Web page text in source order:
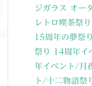
ジガラス オー
レトロ喫茶祭り
15周年の夢祭り
祭り
14周年
年イベント/月
ト/十二物語祭